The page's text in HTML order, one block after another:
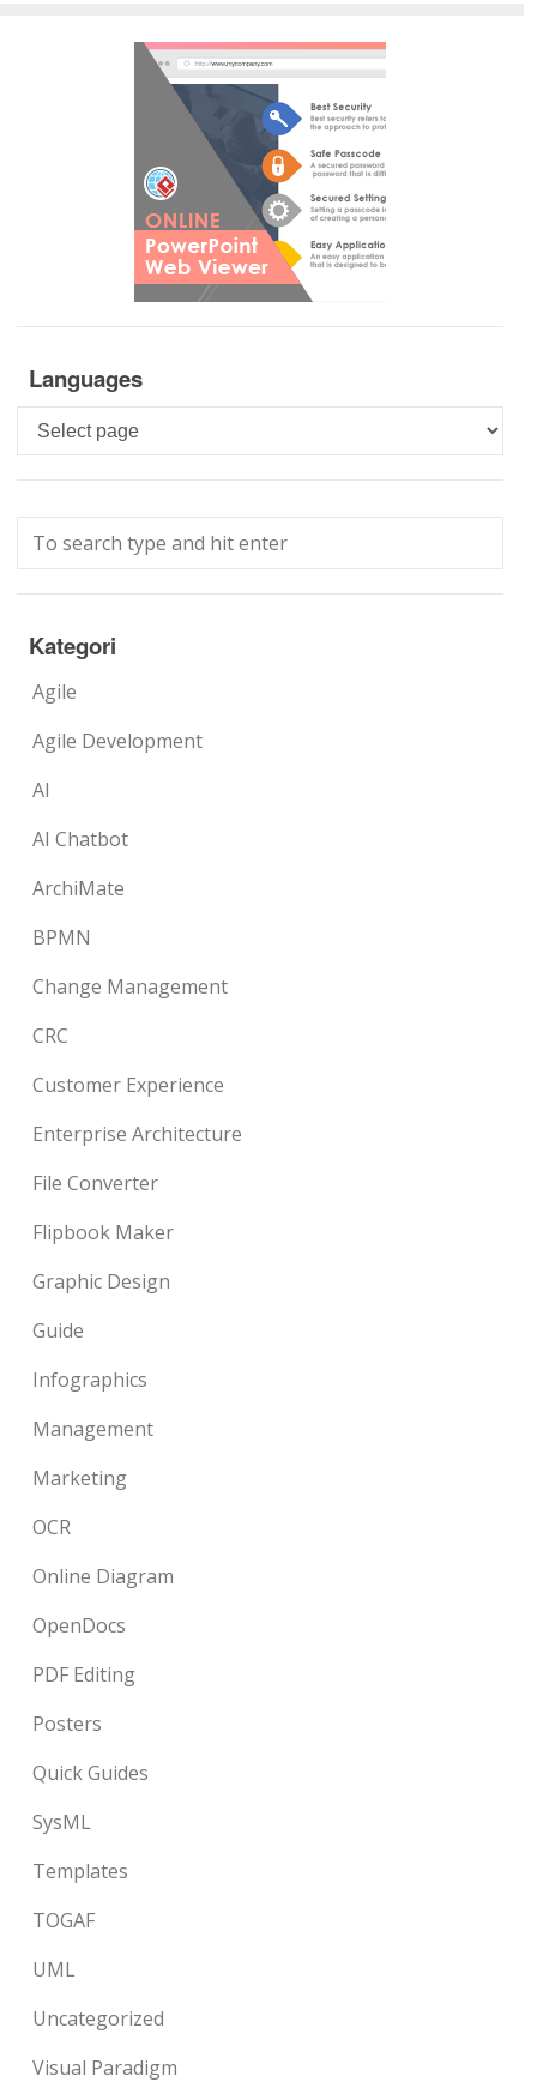
Languages
Languages
Kategori
Agile
Agile Development
AI
AI Chatbot
ArchiMate
BPMN
Change Management
CRC
Customer Experience
Enterprise Architecture
File Converter
Flipbook Maker
Graphic Design
Guide
Infographics
Management
Marketing
OCR
Online Diagram
OpenDocs
PDF Editing
Posters
Quick Guides
SysML
Templates
TOGAF
UML
Uncategorized
Visual Paradigm